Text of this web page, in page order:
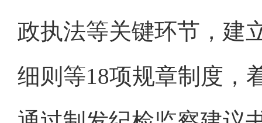
政执法等关键环节，建
细则等18项规章制度，